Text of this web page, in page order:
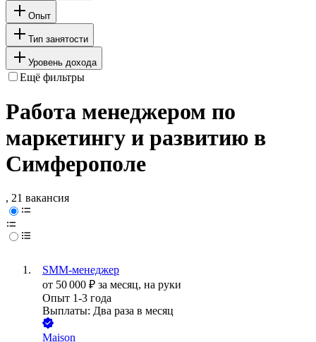
Опыт
Тип занятости
Уровень дохода
Ещё фильтры
Работа менеджером по
маркетингу и развитию в
Симферополе
, 21 вакансия
SMM-менеджер
от 50 000 ₽ за месяц, на руки
Опыт 1-3 года
Выплаты: Два раза в месяц
Maison